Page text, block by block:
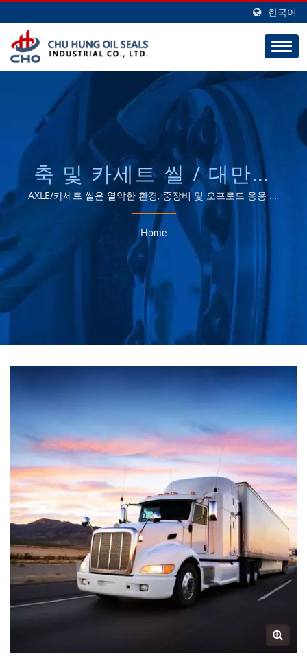
한국어
축 및 카세트 씰 / 대만에
본사를 둔 E-BARRIER 휠
씰, CENTURION 휠 씰 및
30년 이상 AXLE/카세트
씰 제조업체 | CHU
HUNG OIL SEALS
INDUSTRIAL CO., LTD.
AXLE/카세트 씰은 열악한 환경, 중장비 및 오프로드 응용 분
야에서 사용됩니다. / CHO는 트럭과 트레일러용 AXLE 실링
제조업체로, 30년 동안 ODM 및 OEM에 대한 뛰어난 능력을
갖추고 있습니다.
Home